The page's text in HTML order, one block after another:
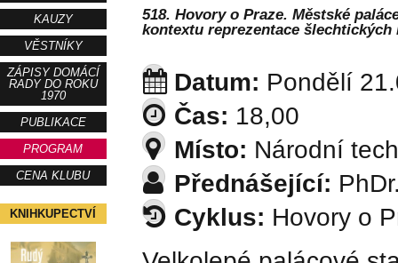
KAUZY
VĚSTNÍKY
ZÁPISY DOMÁCÍ
RADY DO ROKU
1970
PUBLIKACE
PROGRAM
CENA KLUBU
KNIHKUPECTVÍ
518. Hovory o Praze. Městské
kontextu reprezentace šlechtických
Datum: Pondělí
Čas: 18,00
Místo: Národní
Přednášející:
Cyklus: Hovory o